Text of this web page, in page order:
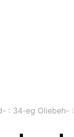
: 34-eg